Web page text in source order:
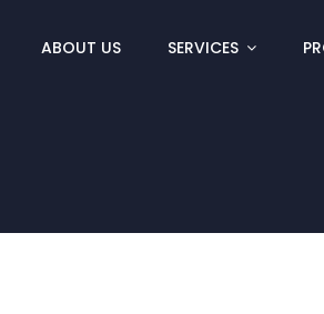
ABOUT US SERVICES